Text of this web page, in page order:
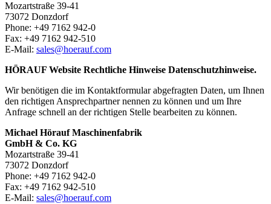
Mozartstraße 39-41
73072 Donzdorf
Phone: +49 7162 942-0
Fax: +49 7162 942-510
E-Mail: sales@hoerauf.com
HÖRAUF Website Rechtliche Hinweise Datenschutzhinweise.
Wir benötigen die im Kontaktformular abgefragten Daten, um Ihnen
den richtigen Ansprechpartner nennen zu können und um Ihre
Anfrage schnell an der richtigen Stelle bearbeiten zu können.
Michael Hörauf Maschinenfabrik
GmbH & Co. KG
Mozartstraße 39-41
73072 Donzdorf
Phone: +49 7162 942-0
Fax: +49 7162 942-510
E-Mail: sales@hoerauf.com